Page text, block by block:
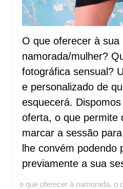
O que oferecer à sua
namorada/mulher?
fotográfica sensual?
e personalizado de
esquecerá.
oferta, o que permite
marcar a sessão
lhe convém podendo
previamente a sua
o que oferecer à namorada,o